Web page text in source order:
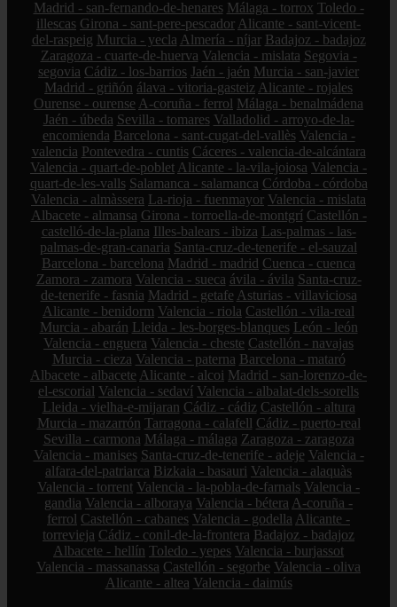
Madrid - san-fernando-de-henares Málaga - torrox Toledo -
illescas Girona - sant-pere-pescador Alicante - sant-vicent-
del-raspeig Murcia - yecla Almería - níjar Badajoz - badajoz
Zaragoza - cuarte-de-huerva Valencia - mislata Segovia -
segovia Cádiz - los-barrios Jaén - jaén Murcia - san-javier
Madrid - griñón álava - vitoria-gasteiz Alicante - rojales
Ourense - ourense A-coruña - ferrol Málaga - benalmádena
Jaén - úbeda Sevilla - tomares Valladolid - arroyo-de-la-
encomienda Barcelona - sant-cugat-del-vallès Valencia -
valencia Pontevedra - cuntis Cáceres - valencia-de-alcántara
Valencia - quart-de-poblet Alicante - la-vila-joiosa Valencia -
quart-de-les-valls Salamanca - salamanca Córdoba - córdoba
Valencia - almàssera La-rioja - fuenmayor Valencia - mislata
Albacete - almansa Girona - torroella-de-montgrí Castellón -
castelló-de-la-plana Illes-balears - ibiza Las-palmas - las-
palmas-de-gran-canaria Santa-cruz-de-tenerife - el-sauzal
Barcelona - barcelona Madrid - madrid Cuenca - cuenca
Zamora - zamora Valencia - sueca ávila - ávila Santa-cruz-
de-tenerife - fasnia Madrid - getafe Asturias - villaviciosa
Alicante - benidorm Valencia - riola Castellón - vila-real
Murcia - abarán Lleida - les-borges-blanques León - león
Valencia - enguera Valencia - cheste Castellón - navajas
Murcia - cieza Valencia - paterna Barcelona - mataró
Albacete - albacete Alicante - alcoi Madrid - san-lorenzo-de-
el-escorial Valencia - sedaví Valencia - albalat-dels-sorells
Lleida - vielha-e-mijaran Cádiz - cádiz Castellón - altura
Murcia - mazarrón Tarragona - calafell Cádiz - puerto-real
Sevilla - carmona Málaga - málaga Zaragoza - zaragoza
Valencia - manises Santa-cruz-de-tenerife - adeje Valencia -
alfara-del-patriarca Bizkaia - basauri Valencia - alaquàs
Valencia - torrent Valencia - la-pobla-de-farnals Valencia -
gandia Valencia - alboraya Valencia - bétera A-coruña -
ferrol Castellón - cabanes Valencia - godella Alicante -
torrevieja Cádiz - conil-de-la-frontera Badajoz - badajoz
Albacete - hellín Toledo - yepes Valencia - burjassot
Valencia - massanassa Castellón - segorbe Valencia - oliva
Alicante - altea Valencia - daimús